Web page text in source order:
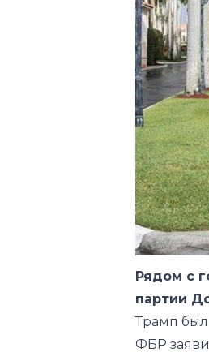
Рядом с
партии
Трамп был
ФБР
просунул
гольф. Он